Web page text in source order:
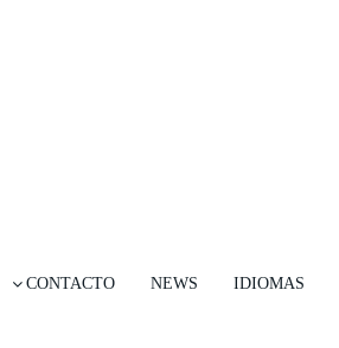
CONTACTO NEWS IDIOMAS